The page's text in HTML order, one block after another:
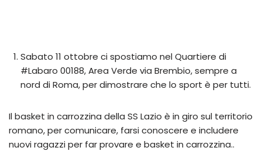
Sabato 11 ottobre ci spostiamo nel Quartiere di
#Labaro 00188, Area Verde via Brembio, sempre a
nord di Roma, per dimostrare che lo sport è per tutti.
Il basket in carrozzina della SS Lazio è in giro sul territorio
romano, per comunicare, farsi conoscere e includere
nuovi ragazzi per far provare e basket in carrozzina..